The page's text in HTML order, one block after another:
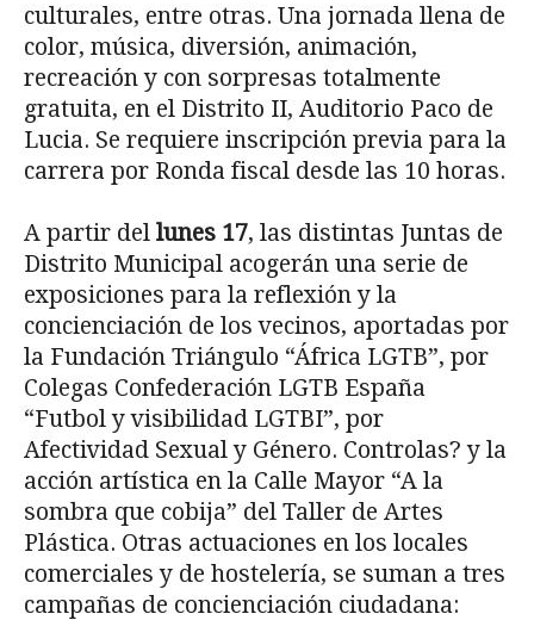
culturales, entre otras. Una jornada llena de
color, música, diversión, animación,
recreación y con sorpresas totalmente
gratuita, en el Distrito II, Auditorio Paco de
Lucia. Se requiere inscripción previa para la
carrera por Ronda fiscal desde las 10 horas.
A partir del lunes 17, las distintas Juntas de
Distrito Municipal acogerán una serie de
exposiciones para la reflexión y la
concienciación de los vecinos, aportadas por
la Fundación Triángulo “África LGTB”, por
Colegas Confederación LGTB España
“Futbol y visibilidad LGTBI”, por
Afectividad Sexual y Género. Controlas? y la
acción artística en la Calle Mayor “A la
sombra que cobija” del Taller de Artes
Plástica. Otras actuaciones en los locales
comerciales y de hostelería, se suman a tres
campañas de concienciación ciudadana: